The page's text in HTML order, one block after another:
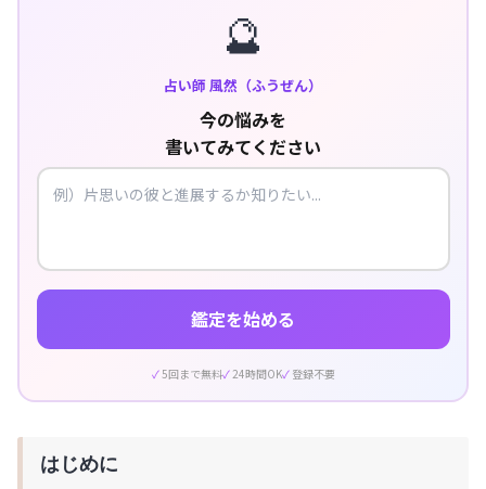
🔮
占い師 風然（ふうぜん）
今の悩みを
書いてみてください
鑑定を始める
5回まで無料 24時間OK 登録不要
はじめに